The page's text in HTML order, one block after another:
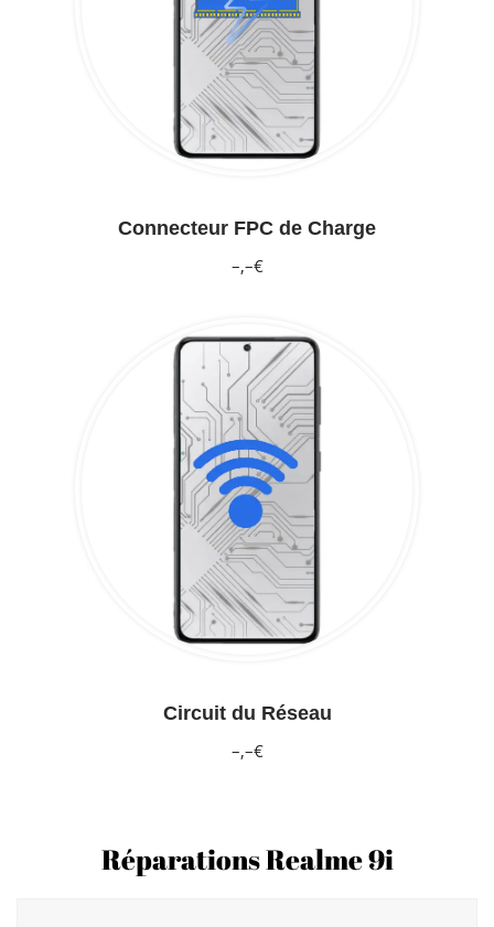
Connecteur FPC de Charge
–,–€
Circuit du Réseau
–,–€
Réparations Realme 9i